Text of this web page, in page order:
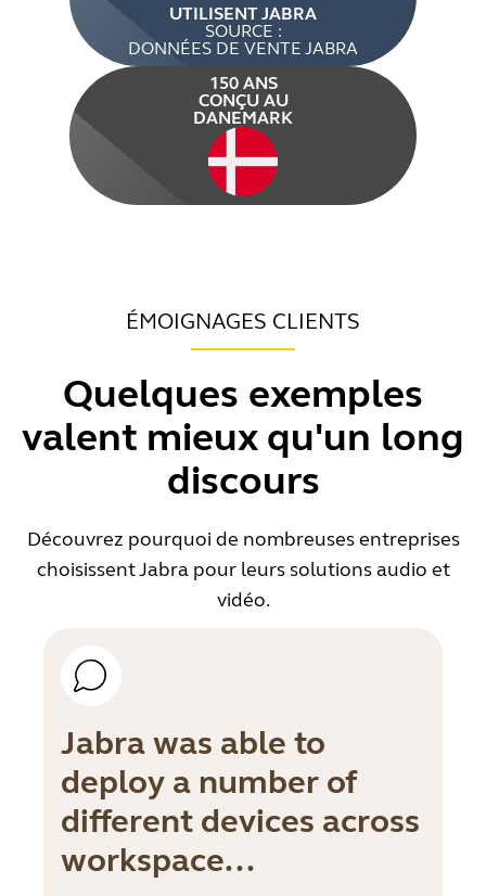
UTILISENT JABRA
SOURCE :
DONNÉES DE VENTE JABRA
150 ANS
CONÇU AU
DANEMARK
ÉMOIGNAGES CLIENTS
Quelques exemples
valent mieux qu'un long
discours
Découvrez pourquoi de nombreuses entreprises
choisissent Jabra pour leurs solutions audio et
vidéo.
Jabra was able to
deploy a number of
different devices across
workspace...